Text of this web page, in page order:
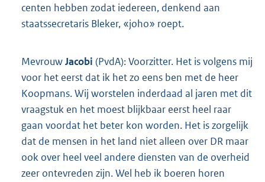
centen hebben zodat iedereen, denkend aan
staatssecretaris Bleker, «joho» roept.
MevrouwJacobi (PvdA): Voorzitter. Het is volgens mij
voor het eerst dat ik het zo eens ben met de heer
Koopmans. Wij worstelen inderdaad al jaren met dit
vraagstuk en het moest blijkbaar eerst heel raar
gaan voordat het beter kon worden. Het is zorgelijk
dat de mensen in het land niet alleen over DR maar
ook over heel veel andere diensten van de overheid
zeer ontevreden zijn. Wel heb ik boeren horen